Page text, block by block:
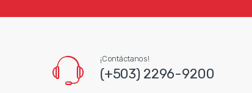
¡Contáctanos!
(+503) 2296-9200